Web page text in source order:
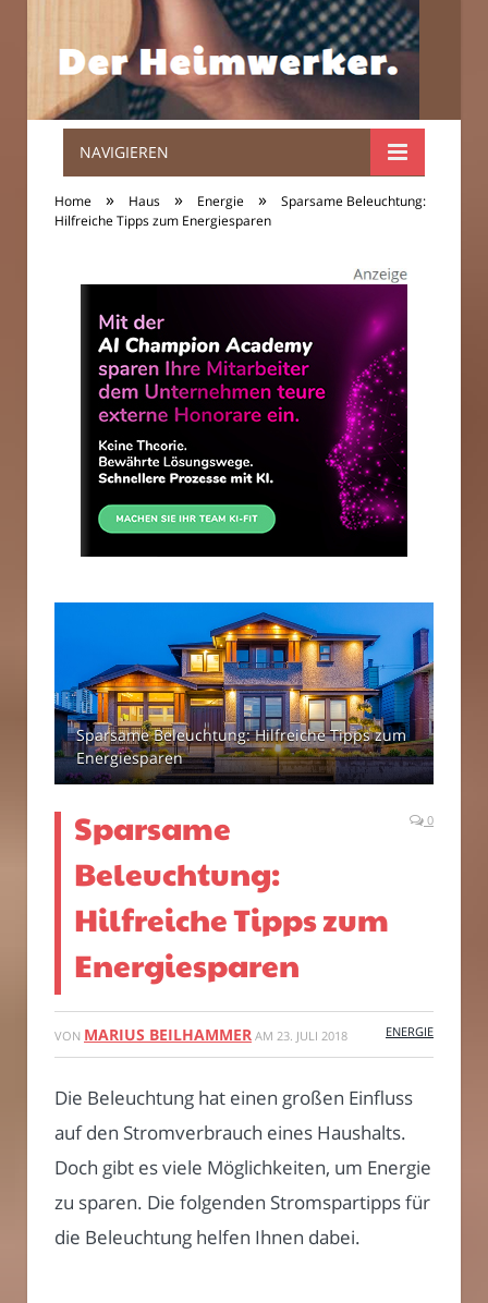
Der
Heimwerker.
NAVIGIEREN
Home » Haus » Energie »
Sparsame Beleuchtung:
Hilfreiche Tipps zum Energiesparen
Sparsame Beleuchtung: Hilfreiche Tipps zum
Energiesparen
Sparsame
Beleuchtung:
Hilfreiche Tipps zum
Energiesparen
0
VON MARIUS BEILHAMMER AM 23. JULI 2018 ENERGIE
Die Beleuchtung hat einen großen Einfluss
auf den Stromverbrauch eines Haushalts.
Doch gibt es viele Möglichkeiten, um Energie
zu sparen. Die folgenden Stromspartipps für
die Beleuchtung helfen Ihnen dabei.